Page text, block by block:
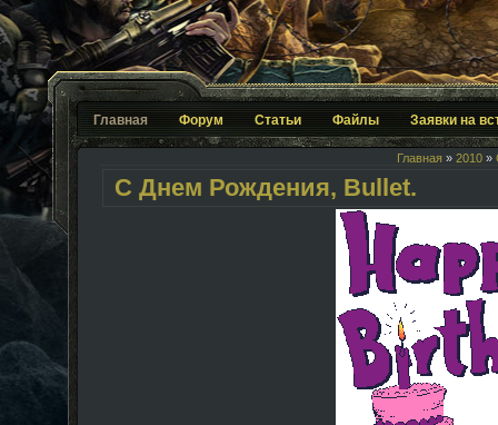
Главная Форум Статьи Файлы Заявки на
Главная » 2010 »
С Днем Рождения, Bullet.